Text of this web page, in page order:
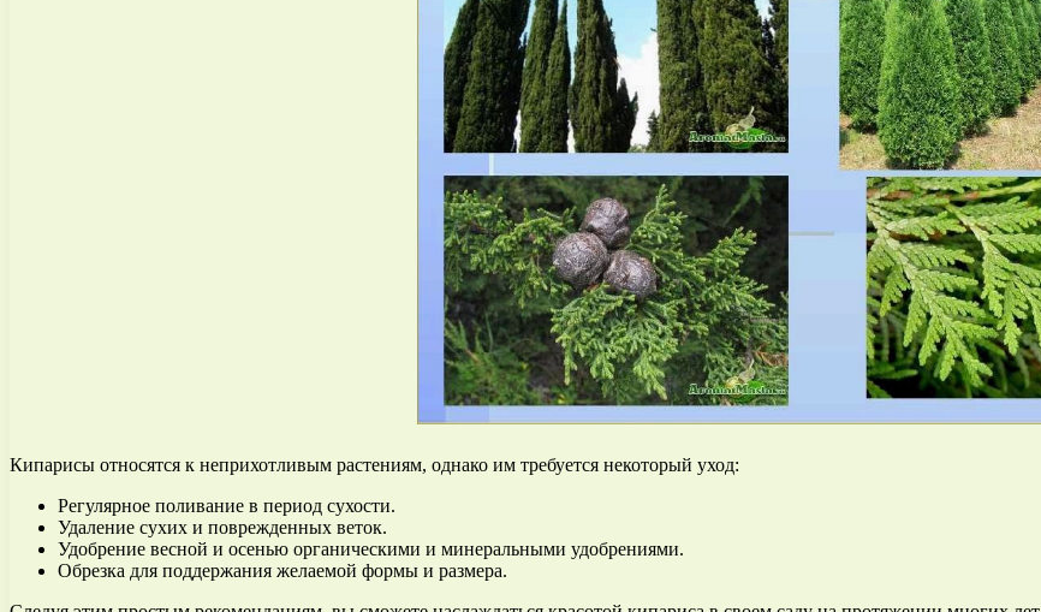
Кипарисы относятся к неприхотливым растениям, однако им требуется некоторый уход:
Регулярное поливание в период сухости.
Удаление сухих и поврежденных веток.
Удобрение весной и осенью органическими и минеральными удобрениями.
Обрезка для поддержания желаемой формы и размера.